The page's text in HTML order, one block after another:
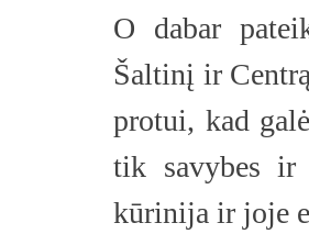
O dabar
Šaltinį ir
protui, kad
tik savybes
kūrinija ir joje